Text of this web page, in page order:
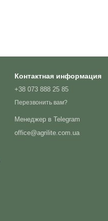
Контактная информация
+38 073 888 25 85
Перезвонить вам?
Менеджер в Telegram
office@agrilite.com.ua